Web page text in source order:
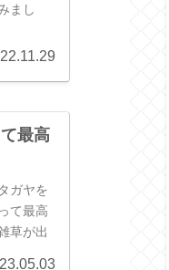
まし
最高
ガヤを
て最高
草が出